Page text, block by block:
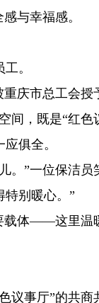
与幸福感。
。
庆市总工会授
，既是“红色
俱全。
。”一位保洁员
特别暖心。”
载体——这里温
议事厅”的共商